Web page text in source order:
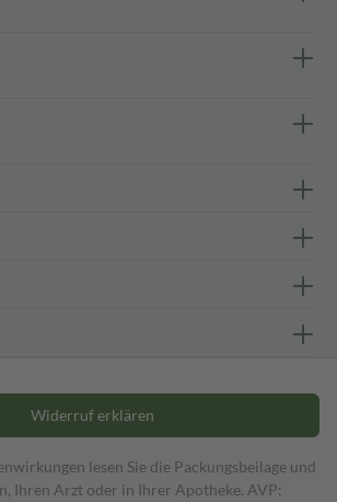
Widerruf erklären
lesen Sie die Packungsbeilage und
Ihren Arzt oder in Ihrer Apotheke. AVP: